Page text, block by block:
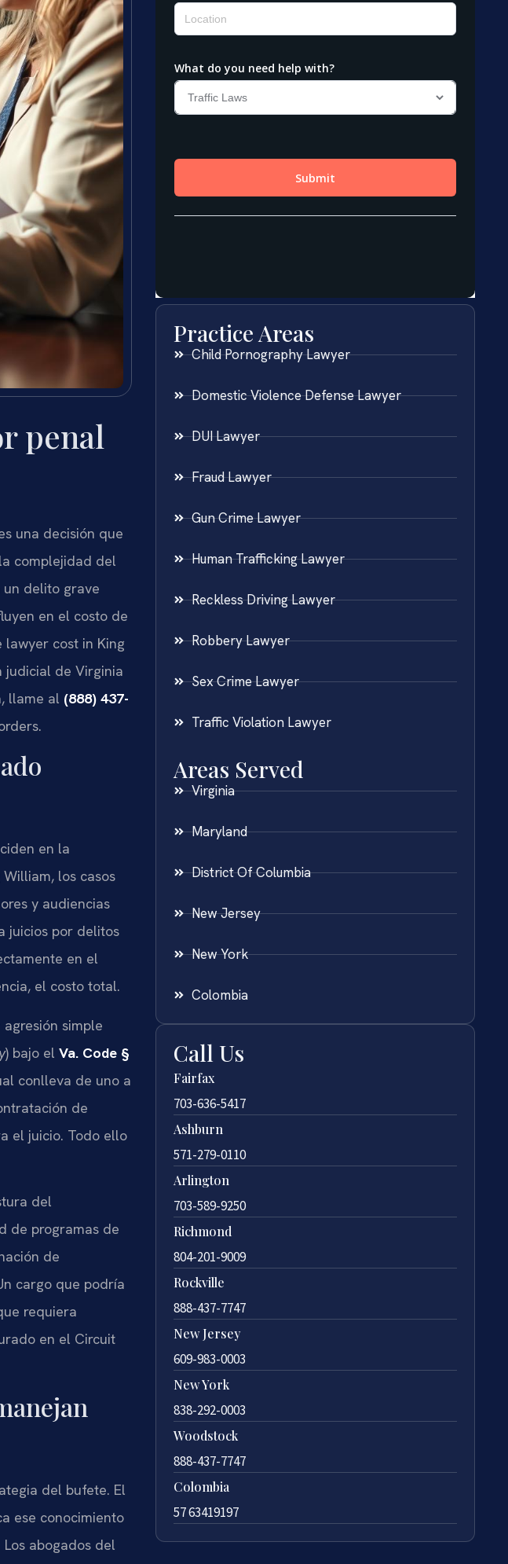
penal
una decisión que
complejidad del
un delito grave
en el costo de
cost in King
judicial de Virginia
llame al (888) 437-
en la
los casos
y audiencias
juicios por delitos
en el
el costo total.
simple
) bajo el Va. Code §
conlleva de uno a
de
el juicio. Todo ello
del
de programas de
de
cargo que podría
requiera
en el Circuit
del bufete. El
ese conocimiento
abogados del
Practice Areas
Child Pornography Lawyer
Domestic Violence Defense Lawyer
DUI Lawyer
Fraud Lawyer
Gun Crime Lawyer
Human Trafficking Lawyer
Reckless Driving Lawyer
Robbery Lawyer
Sex Crime Lawyer
Traffic Violation Lawyer
Areas Served
Virginia
Maryland
District Of Columbia
New Jersey
New York
Colombia
Call Us
Fairfax
703-636-5417
Ashburn
571-279-0110
Arlington
703-589-9250
Richmond
804-201-9009
Rockville
888-437-7747
New Jersey
609-983-0003
New York
838-292-0003
Woodstock
888-437-7747
Colombia
57 63419197